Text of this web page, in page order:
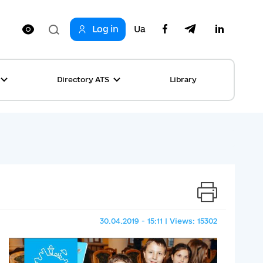
Log in Ua
Directory ATS Library
30.04.2019 - 15:11 | Views: 15302